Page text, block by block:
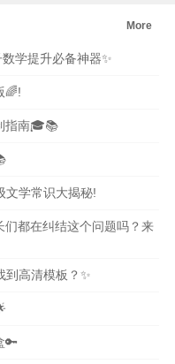
More
学提升必备神器✨
🌈!
指南🎓📚
文学常识大揭秘!
都在纠结这个问题吗？来
高清模板？✨
🔑